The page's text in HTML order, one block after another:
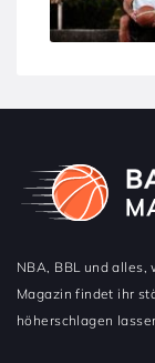
NBA, BBL und alles,
Magazin findet ihr
höherschlagen